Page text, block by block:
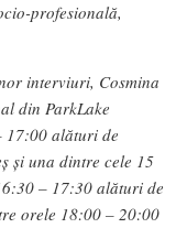
profesională,
interviuri, Cosmina
din ParkLake
17:00 alături de
și una dintre cele 15
– 17:30 alături de
orele 18:00 – 20:00